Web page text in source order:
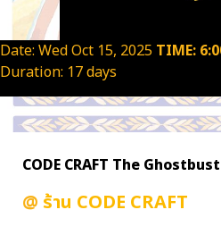
Date: Wed Oct 15, 2025 TIME:
Duration: 17 days
CODE CRAFT The
@ ร้าน CODE CRAFT